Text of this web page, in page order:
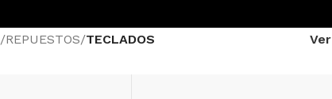
/REPUESTOS/TECLADOS Ver